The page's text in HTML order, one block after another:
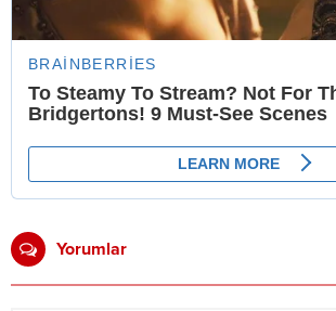
Yorumlar